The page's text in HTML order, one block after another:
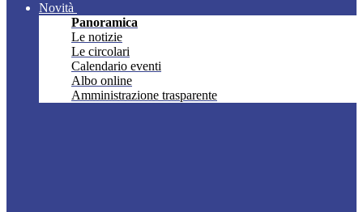
Novità
Panoramica
Le notizie
Le circolari
Calendario eventi
Albo online
Amministrazione trasparente